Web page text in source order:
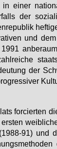
ei­ner
der
und
der
for­cier­ten
91) und